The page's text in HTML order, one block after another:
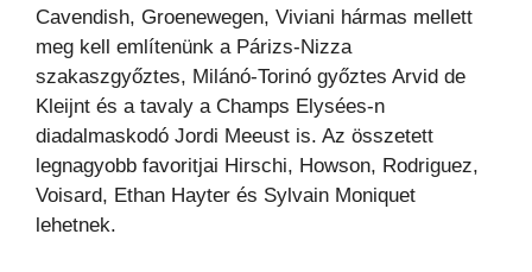
Cavendish, Groenewegen, Viviani hármas mellett
meg kell említenünk a Párizs-Nizza
szakaszgyőztes, Milánó-Torinó győztes Arvid de
Kleijnt és a tavaly a Champs Elysées-n
diadalmaskodó Jordi Meeust is. Az összetett
legnagyobb favoritjai Hirschi, Howson, Rodriguez,
Voisard, Ethan Hayter és Sylvain Moniquet
lehetnek.